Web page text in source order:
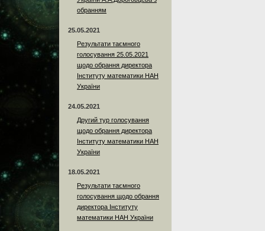
обранням
25.05.2021
Результати таємного
голосування 25.05.2021
щодо обрання директора
Інституту математики НАН
України
24.05.2021
Другий тур голосування
щодо обрання директора
Інституту математики НАН
України
18.05.2021
Результати таємного
голосування щодо обрання
директора Інституту
математики НАН України